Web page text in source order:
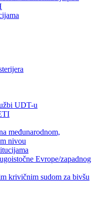
UDT-u
međunarodnom,
nivou
Evrope/zapadnog
krivičnim sudom za bivšu